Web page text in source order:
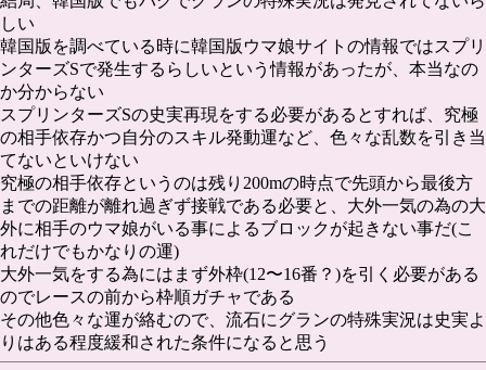
しい
韓国版を調べている時に韓国版ウマ娘サイトの情報ではスプリ
ンターズSで発生するらしいという情報があったが、本当なの
か分からない
スプリンターズSの史実再現をする必要があるとすれば、究極
の相手依存かつ自分のスキル発動運など、色々な乱数を引き当
てないといけない
究極の相手依存というのは残り200mの時点で先頭から最後方
までの距離が離れ過ぎず接戦である必要と、大外一気の為の大
外に相手のウマ娘がいる事によるブロックが起きない事だ(こ
れだけでもかなりの運)
大外一気をする為にはまず外枠(12〜16番？)を引く必要がある
のでレースの前から枠順ガチャである
その他色々な運が絡むので、流石にグランの特殊実況は史実よ
りはある程度緩和された条件になると思う